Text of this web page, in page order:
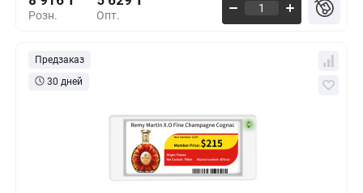
Розн. Опт.
Предзаказ
30 дней